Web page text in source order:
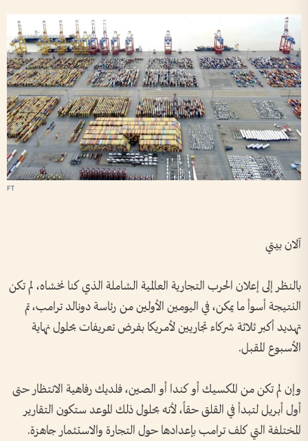
FT
آلان بيتي
بالنظر إلى إعلان الحرب التجارية العالمية الشاملة الذي كنا نخشاه، لم تكن
النتيجة أسوأ ما يمكن، في اليومين الأولين من رئاسة دونالد ترامب، تم
تهديد أكبر ثلاثة شركاء تجاريين لأمريكا بفرض تعريفات بحلول نهاية
الأسبوع المقبل.
وإن لم تكن من المكسيك أو كندا أو الصين، فلديك رفاهية الانتظار حتى
أول أبريل لتبدأ في القلق حقاً، لأنه بحلول ذلك الموعد ستكون التقارير
المختلفة التي كلف ترامب بإعدادها حول التجارة والاستثمار جاهزة.